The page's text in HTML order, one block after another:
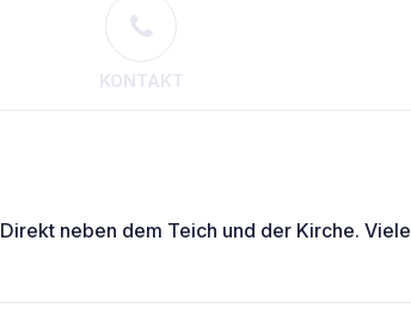
KONTAKT
neben dem Teich und der Kirche. Viele